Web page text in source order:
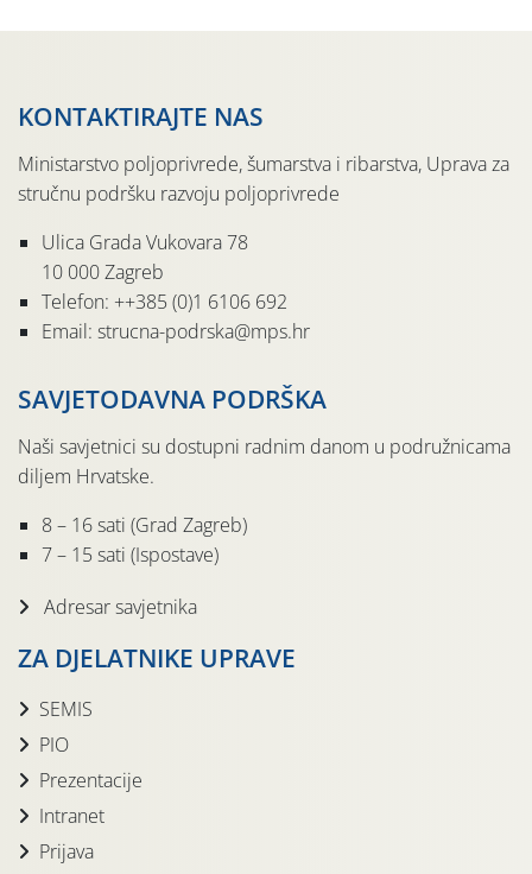
KONTAKTIRAJTE NAS
Ministarstvo poljoprivrede, šumarstva i ribarstva, Uprava za
stručnu podršku razvoju poljoprivrede
Ulica Grada Vukovara 78
10 000 Zagreb
Telefon: ++385 (0)1 6106 692
Email: strucna-podrska@mps.hr
SAVJETODAVNA PODRŠKA
Naši savjetnici su dostupni radnim danom u podružnicama
diljem Hrvatske.
8 – 16 sati (Grad Zagreb)
7 – 15 sati (Ispostave)
Adresar savjetnika
ZA DJELATNIKE UPRAVE
SEMIS
PIO
Prezentacije
Intranet
Prijava